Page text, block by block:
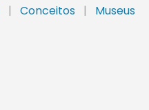
| Conceitos | Museus